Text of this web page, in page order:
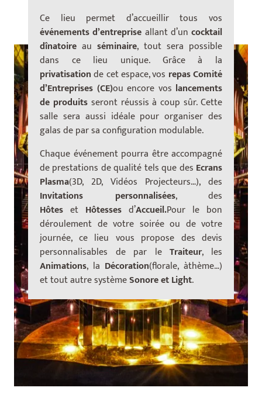
Ce lieu permet d’accueillir tous vos
événements d’entreprise allant d’un cocktail
dînatoireauséminaire, tout sera possible
dans ce lieu unique. Grâce à la
privatisationde cet espace, vos repas Comité
d’Entreprises (CE)ou encore vos lancements
de produits seront réussisà coup sûr. Cette
salle sera aussi idéale pour organiser des
galas de par sa configuration modulable.
Chaque événement pourra être accompagné
de prestations de qualité tels que des Ecrans
Plasma(3D, 2D, Vidéos Projecteurs…), des
Invitations personnalisées, des
Hôtes et Hôtesses d’Accueil.Pour le bon
déroulement de votre soirée ou de votre
journée, ce lieu vous propose des devis
personnalisables de par leTraiteur, les
Animations, la Décoration(florale,àthème…)
et tout autre systèmeSonore et Light.